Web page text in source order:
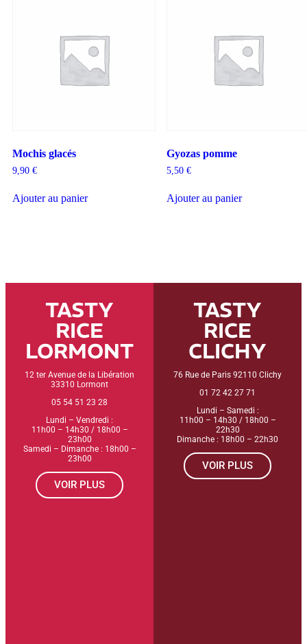
Mochis glacés
9,90 €
Ajouter au panier
Gyozas pomme
5,50 €
Ajouter au panier
TASTY
RICE
LORMONT
12 ter Avenue de la Libération
33310 Lormont
05 54 51 23 28
Lundi – Vendredi :
11h00 – 14h30 / 18h00 –
23h00
Samedi – Dimanche : 18h00 –
23h00
VOIR PLUS
TASTY
RICE
CLICHY
76 Rue de Paris 92110 Clichy
01 72 42 27 71
Lundi – Samedi :
11h00 – 14h30 / 18h00 –
22h30
Dimanche : 18h00 – 22h30
VOIR PLUS